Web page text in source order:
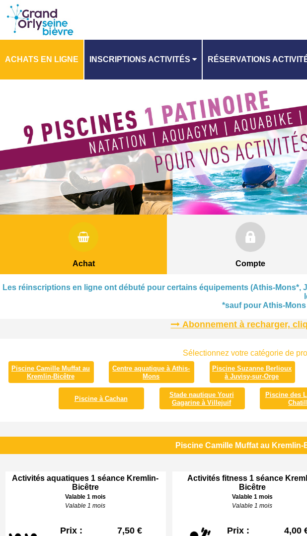
ACHATS EN LIGNE INSCRIPTIONS ACTIVITÉS RÉSERVATIONS
Achat Compte
Les réinscriptions en ligne ont débuté pour certains équipements (Athis-
*sauf pour Athis-
Abonnement à recharger,
Sélectionnez votre catégorie de
Piscine Camille Muffat au
Kremlin-Bicêtre
Centre aquatique à Athis-
Mons
Piscine Suzanne Berlioux
à Juvisy-sur-Orge
Piscine à Cachan
Stade nautique Youri
Gagarine à Villejuif
Piscine des
Piscine Camille Muffat au Kremlin-
Activités aquatiques 1 séance Kremlin-
Bicêtre
Valable 1 mois
Valable 1 mois
Prix : 7,50 €
Activités fitness 1 séance
Bicêtre
Valable 1 mois
Valable 1 mois
Prix : 4,00